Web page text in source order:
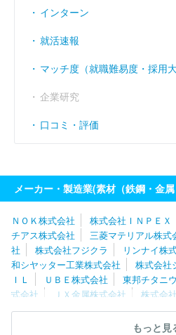
インターン
就活速報
マッチ度（就職難易度・採用大
企業研究
口コミ・評価
メーカー・製造業(素材（鉄鋼・金
ＮＯＫ株式会社 株式会社ＩＮＰＥＸ
チアス株式会社
三菱マテリアル株式
社
株式会社フジクラ リンナイ株
和シヤッター工業株式会社
株式会社
ＩＬ
ＵＢＥ株式会社 東邦チタニ
式会社
ＪＸ金属株式会社 株式会
Ｏ
大日製罐株式会社 株式会社フ
株式会
もっと見